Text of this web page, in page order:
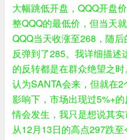
大幅跳低开盘，QQQ开盘
整QQQ的最低价，但当天
QQQ当天收涨至268，随
反弹到了285。我详细描述
的反转都是在群众绝望之
认为SANTA会来，但就在
影响下，市场出现过5%+
情会发生，我只是想说其
从12月13日的高点297跌